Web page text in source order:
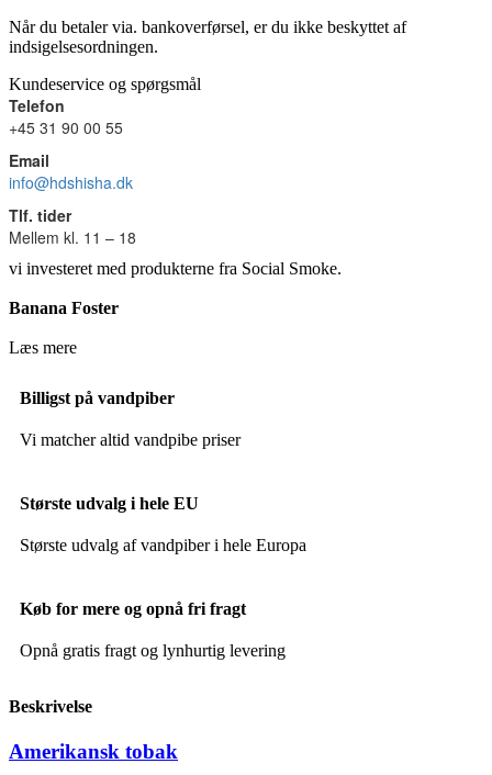
Når du betaler via. bankoverførsel, er du ikke beskyttet af
indsigelsesordningen.
Kundeservice og spørgsmål
Telefon
+45 31 90 00 55
Email
info@hdshisha.dk
Tlf. tider
Mellem kl. 11 – 18
vi investeret med produkterne fra Social Smoke.
Banana Foster
Læs mere
Billigst på vandpiber
Vi matcher altid vandpibe priser
Største udvalg i hele EU
Største udvalg af vandpiber i hele Europa
Køb for mere og opnå fri fragt
Opnå gratis fragt og lynhurtig levering
Beskrivelse
Amerikansk tobak